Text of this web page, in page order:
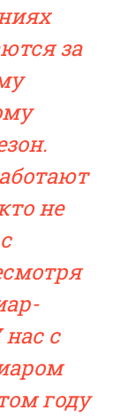
за
не
с
году